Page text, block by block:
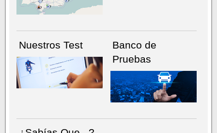
Nuestros Test
Banco de
Pruebas